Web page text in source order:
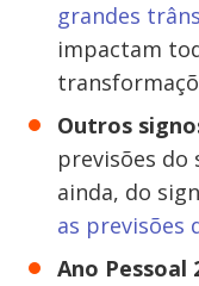
grandes
impactam
Outros
previsões do
ainda, do
as previsões
Ano Pessoal